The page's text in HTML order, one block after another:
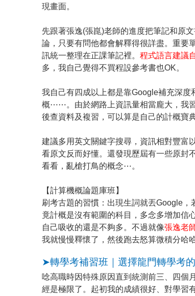
現畫面。
先跟著張逸(張崑)老師的進度把筆記和原
論，只要有問他都會解釋得很詳盡。重要
訊統一整理在正課筆記裡。 程式語言建議
多，我自己覺得不買程設參考書也OK。
我自己有四成以上都是靠Google補充深
概⋯⋯。由於網路上資訊量相當龐大，我
後查資料及複習，可以算是自己的計概寶典
建議多用英文關鍵字搜尋，資訊相對豐富
看原文反而好懂。還發現歷屆有一些原封
看看，亂槍打鳥的概念⋯。
【計算機概論題庫班】
刷考古題的習慣：出現生詞就丟Google
竟計概是沒有範圍的科目，多念多增加信
自己吸收的還是不夠多。不過就像張逸老
我就慢慢釋懷了，然後跑去怒算微積分哈哈
➤轉學考補習班｜選擇龍門轉學考
唸高職時因特殊原因直到統測前三、四個
經是極限了。起初我的成績很好、對學習